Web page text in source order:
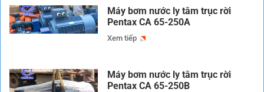
Máy bơm nước ly tâm trục rời
Pentax CA 65-250A
Xem tiếp
Máy bơm nước ly tâm trục rời
Pentax CA 65-250B